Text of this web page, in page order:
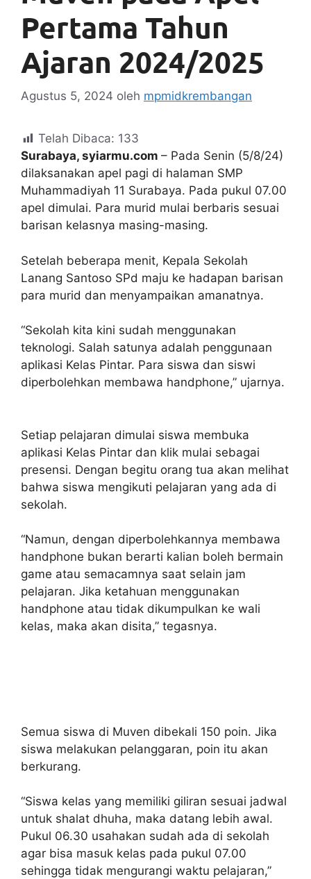
Pertama Tahun
Ajaran 2024/2025
Agustus 5, 2024 oleh mpmidkrembangan
Telah Dibaca: 133
Surabaya, syiarmu.com – Pada Senin (5/8/24)
dilaksanakan apel pagi di halaman SMP
Muhammadiyah 11 Surabaya. Pada pukul 07.00
apel dimulai. Para murid mulai berbaris sesuai
barisan kelasnya masing-masing.
Setelah beberapa menit, Kepala Sekolah
Lanang Santoso SPd maju ke hadapan barisan
para murid dan menyampaikan amanatnya.
“Sekolah kita kini sudah menggunakan
teknologi. Salah satunya adalah penggunaan
aplikasi Kelas Pintar. Para siswa dan siswi
diperbolehkan membawa handphone,” ujarnya.
Setiap pelajaran dimulai siswa membuka
aplikasi Kelas Pintar dan klik mulai sebagai
presensi. Dengan begitu orang tua akan melihat
bahwa siswa mengikuti pelajaran yang ada di
sekolah.
“Namun, dengan diperbolehkannya membawa
handphone bukan berarti kalian boleh bermain
game atau semacamnya saat selain jam
pelajaran. Jika ketahuan menggunakan
handphone atau tidak dikumpulkan ke wali
kelas, maka akan disita,” tegasnya.
Semua siswa di Muven dibekali 150 poin. Jika
siswa melakukan pelanggaran, poin itu akan
berkurang.
“Siswa kelas yang memiliki giliran sesuai jadwal
untuk shalat dhuha, maka datang lebih awal.
Pukul 06.30 usahakan sudah ada di sekolah
agar bisa masuk kelas pada pukul 07.00
sehingga tidak mengurangi waktu pelajaran,”